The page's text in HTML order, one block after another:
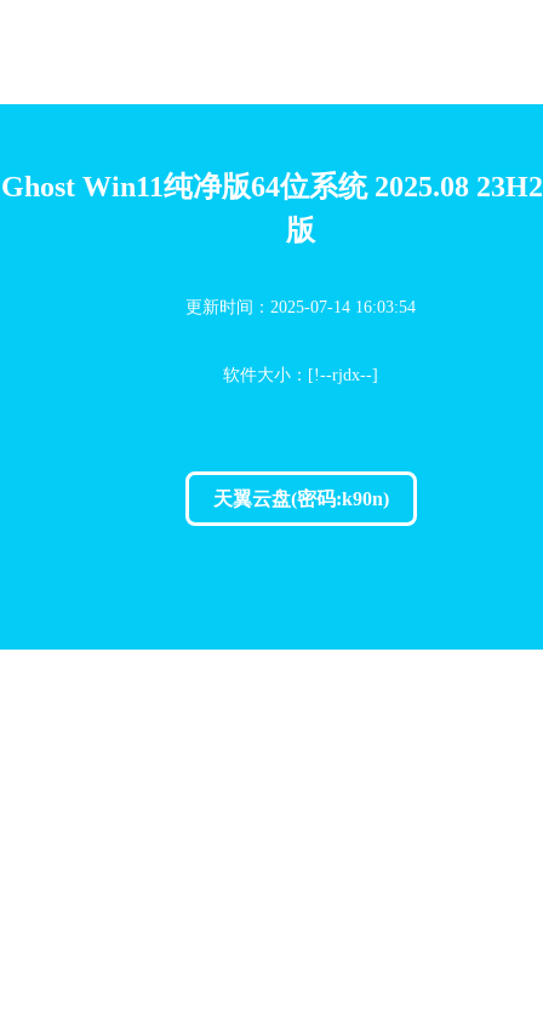
Ghost Win11纯净版64位系统 2025.08
版
更新时间：2025-07-14 16:03:54
软件大小：[!--rjdx--]
天翼云盘(密码:k90n)